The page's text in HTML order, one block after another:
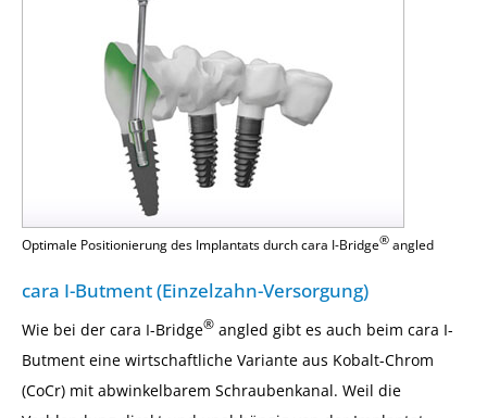
Optimale Positionierung des Implantats durch cara I-Bridge® angled
cara I-Butment (Einzelzahn-Versorgung)
Wie bei der cara I-Bridge® angled gibt es auch beim cara I-
Butment eine wirtschaftliche Variante aus Kobalt-Chrom
(CoCr) mit abwinkelbarem Schraubenkanal. Weil die